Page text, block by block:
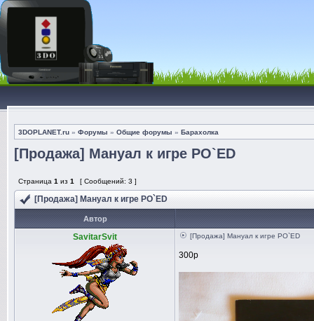
3DOPLANET.ru » Форумы » Общие форумы » Барахолка
[Продажа] Мануал к игре PO`ED
Страница 1 из 1 [ Сообщений: 3 ]
[Продажа] Мануал к игре PO`ED
Автор
SavitarSvit [Продажа] Мануал к игре PO`ED
300p